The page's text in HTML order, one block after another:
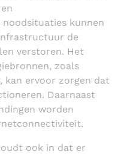
kunnen
de
verstoren. Het
zoals
kan ervoor zorgen dat
Daarnaast
worden
ook in dat er